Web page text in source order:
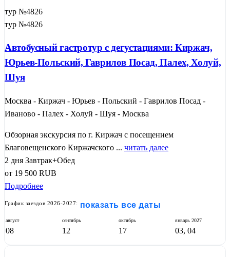
тур №4826
тур №4826
Автобусный гастротур с дегустациями: Киржач,
Юрьев-Польский, Гаврилов Посад, Палех, Холуй,
Шуя
Москва - Киржач - Юрьев - Польский - Гаврилов Посад -
Иваново - Палех - Холуй - Шуя - Москва
Обзорная экскурсия по г. Киржач с посещением
Благовещенского Киржачского ... читать далее
2 дня Завтрак+Обед
от 19 500 RUB
Подробнее
График заездов 2026-2027: показать все даты
август
08
сентябрь
12
октябрь
17
январь 2027
03, 04